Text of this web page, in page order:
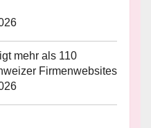
mehr als 110
Firmenwebsites